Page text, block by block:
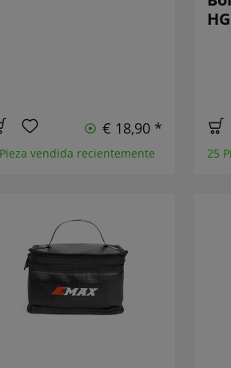
€ 18,90 *
vendida recientemente 25